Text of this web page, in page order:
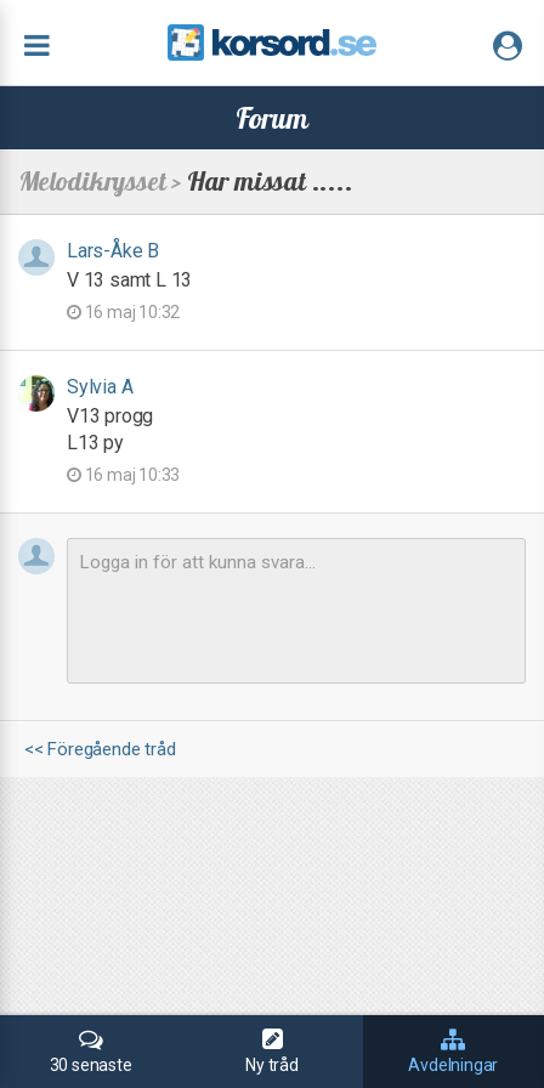
Forum
Melodikrysset > Har missat .....
Lars-Åke B
V 13 samt L 13
16 maj 10:32
Sylvia A
V13 progg
L13 py
16 maj 10:33
<< Föregående tråd
30 senaste Ny tråd Avdelningar